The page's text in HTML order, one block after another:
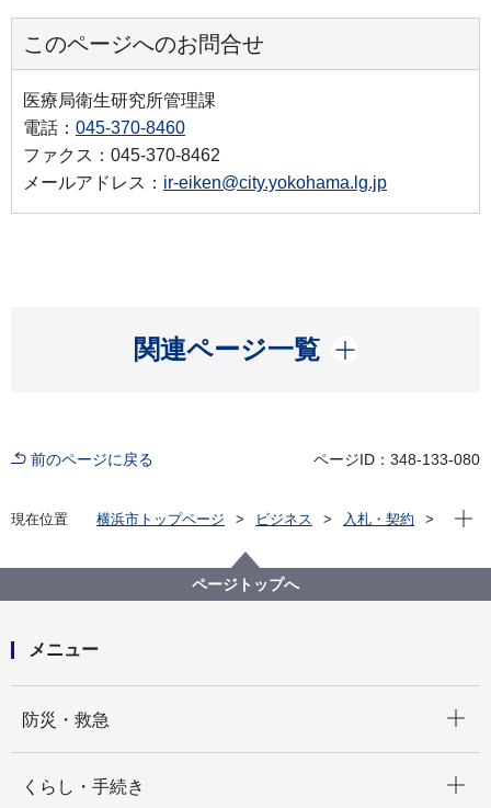
このページへのお問合せ
医療局衛生研究所管理課
電話： 045-370-8460
ファクス：045-370-8462
メールアドレス： ir-eiken@city.yokohama.lg.jp
関連ページ一覧
開く
前のページに戻る ページID：348-133-080
現在位置 横浜市トップページ ビジネス
入札・契約
【入札結果掲載】【公募型指名競争⼊札】衛生研究所
ヒートポンプチラー部品改修委託
現在
ページトップへ
メニュー
防災・救急
くらし・手続き